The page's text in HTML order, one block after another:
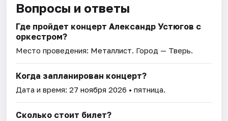
Вопросы и ответы
Где пройдет концерт Александр Устюгов с
оркестром?
Место проведения: Металлист. Город — Тверь.
Когда запланирован концерт?
Дата и время:27 ноября 2026 • пятница.
Сколько стоит билет?